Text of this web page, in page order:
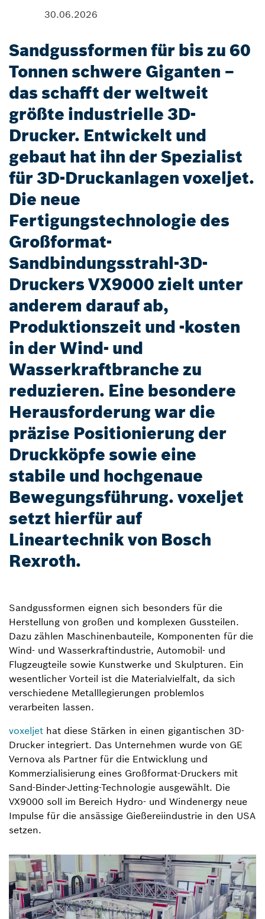
30.06.2026
Sandgussformen für bis zu 60
Tonnen schwere Giganten –
das schafft der weltweit
größte industrielle 3D-
Drucker. Entwickelt und
gebaut hat ihn der Spezialist
für 3D-Druckanlagen voxeljet.
Die neue
Fertigungstechnologie des
Großformat-
Sandbindungsstrahl-3D-
Druckers VX9000 zielt unter
anderem darauf ab,
Produktionszeit und -kosten
in der Wind- und
Wasserkraftbranche zu
reduzieren. Eine besondere
Herausforderung war die
präzise Positionierung der
Druckköpfe sowie eine
stabile und hochgenaue
Bewegungsführung. voxeljet
setzt hierfür auf
Lineartechnik von Bosch
Rexroth.
Sandgussformen eignen sich besonders für die
Herstellung von großen und komplexen Gussteilen.
Dazu zählen Maschinenbauteile, Komponenten für die
Wind- und Wasserkraftindustrie, Automobil- und
Flugzeugteile sowie Kunstwerke und Skulpturen. Ein
wesentlicher Vorteil ist die Materialvielfalt, da sich
verschiedene Metalllegierungen problemlos
verarbeiten lassen.
voxeljet hat diese Stärken in einen gigantischen 3D-
Drucker integriert. Das Unternehmen wurde von GE
Vernova als Partner für die Entwicklung und
Kommerzialisierung eines Großformat-Druckers mit
Sand-Binder-Jetting-Technologie ausgewählt. Die
VX9000 soll im Bereich Hydro- und Windenergy neue
Impulse für die ansässige Gießereiindustrie in den USA
setzen.